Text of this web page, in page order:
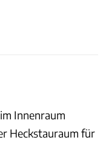
Innenraum
Heckstauraum für